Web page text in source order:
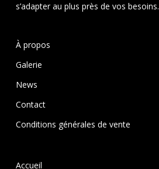
s’adapter au plus près de vos besoins.
À propos
Galerie
News
Contact
Conditions générales de vente
Accueil